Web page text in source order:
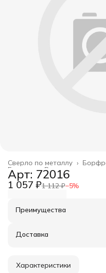
Сверло по металлу ›
Расходные
Главная ›
Арт: 72016
1 057 ₽1 112 ₽−5%
Преимущества
Оплата частями в Сплит
Удобный возврат
Доставка
Характеристики